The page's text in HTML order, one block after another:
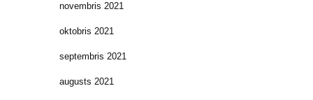
novembris 2021
oktobris 2021
septembris 2021
augusts 2021